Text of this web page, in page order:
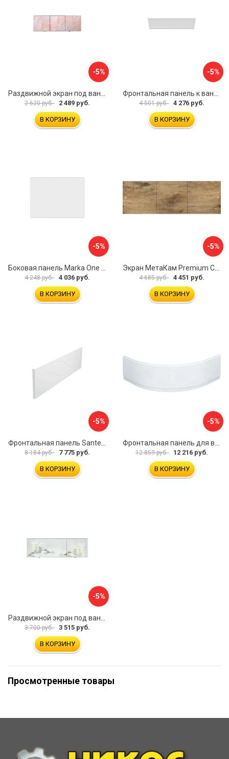
-5%
2 620 руб. 2 489 руб.
В КОРЗИНУ
-5%
4 501 руб. 4 276 руб.
В КОРЗИНУ
-5%
Боковая панель Marka One Flat 80 MG L 02бфл80мгл
4 248 руб. 4 036 руб.
В КОРЗИНУ
-5%
Экран МетаКам Premium Collection 4650208860133
4 685 руб. 4 451 руб.
В КОРЗИНУ
-5%
8 184 руб. 7 775 руб.
В КОРЗИНУ
-5%
12 859 руб. 12 216 руб.
В КОРЗИНУ
-5%
3 700 руб. 3 515 руб.
В КОРЗИНУ
Просмотренные товары